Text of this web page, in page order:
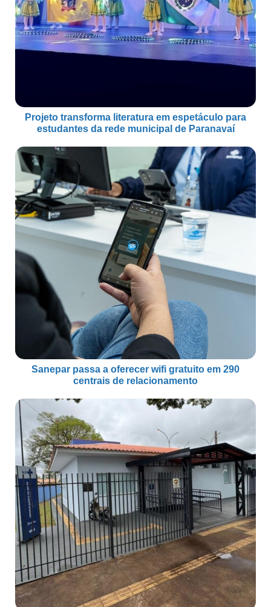
Projeto transforma literatura em espetáculo para
estudantes da rede municipal de Paranavaí
Sanepar passa a oferecer wifi gratuito em 290
centrais de relacionamento